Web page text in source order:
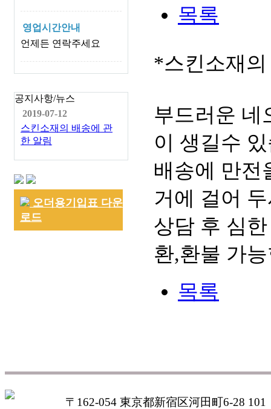
영업시간안내
언제든 연락주세요
공지사항/뉴스
2019-07-12
스킨소재의 배송에 관
한 알림
오더용기입표 다운
로드
목록
*스킨소재
부드러운 네
이 생길수
배송에 만전
거에 걸어
상담 후 심
환,환불 가
목록
〒162-054 東京都新宿区河田町6-28 101